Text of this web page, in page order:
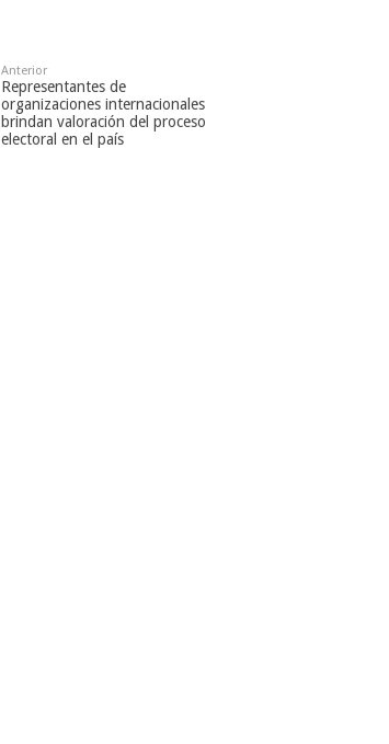
Anterior
Representantes de
organizaciones internacionales
brindan valoración del proceso
electoral en el país